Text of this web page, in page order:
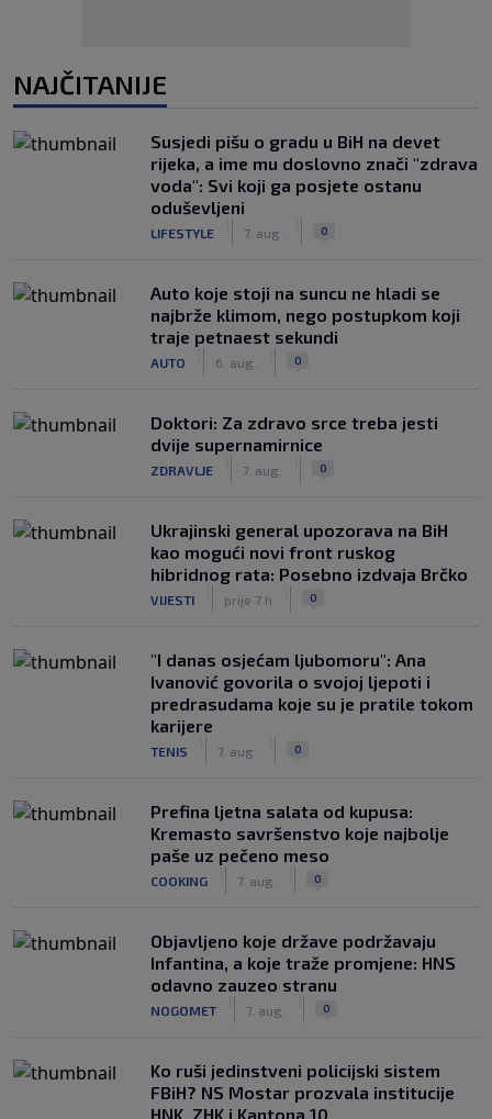
NAJČITANIJE
Susjedi pišu o gradu u BiH na devet
rijeka, a ime mu doslovno znači "zdrava
voda": Svi koji ga posjete ostanu
oduševljeni
LIFESTYLE 7. aug. 0
Auto koje stoji na suncu ne hladi se
najbrže klimom, nego postupkom koji
traje petnaest sekundi
AUTO 6. aug. 0
Doktori: Za zdravo srce treba jesti
dvije supernamirnice
ZDRAVLJE 7. aug. 0
Ukrajinski general upozorava na BiH
kao mogući novi front ruskog
hibridnog rata: Posebno izdvaja Brčko
VIJESTI prije 7 h 0
"I danas osjećam ljubomoru": Ana
Ivanović govorila o svojoj ljepoti i
predrasudama koje su je pratile tokom
karijere
TENIS 7. aug. 0
Prefina ljetna salata od kupusa:
Kremasto savršenstvo koje najbolje
paše uz pečeno meso
COOKING 7. aug. 0
Objavljeno koje države podržavaju
Infantina, a koje traže promjene: HNS
odavno zauzeo stranu
NOGOMET 7. aug. 0
Ko ruši jedinstveni policijski sistem
FBiH? NS Mostar prozvala institucije
HNK, ZHK i Kantona 10